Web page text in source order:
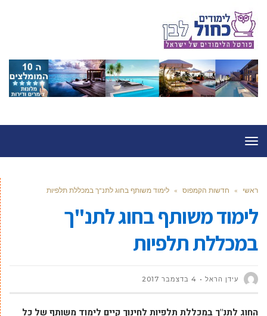
תפריט
ראשי » חדשות הקמפוס » לימוד משותף בחוג לתנ"ך במכללת תלפיות
לימוד משותף בחוג לתנ"ך
במכללת תלפיות
עידן הראל 4 בדצמבר 2017
החוג לתנ"ך במכללת תלפיות לחינוך קיים לימוד משותף של כל